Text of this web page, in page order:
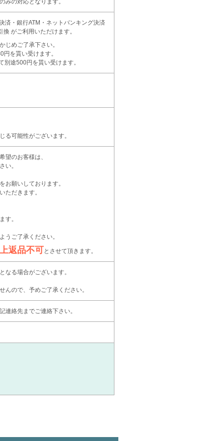
みの対応となります。
済・銀行ATM・ネットバンキング決済
がご利用いただけます。
じめご了承下さい。
を貰い受けます。
途500円を貰い受けます。
可能性がございます。
望のお客様は、
い。
お願いしております。
ただきます。
す。
うご了承ください。
返品不可とさせて頂きます。
なる場合がございます。
んので、予めご了承ください。
連絡先までご連絡下さい。